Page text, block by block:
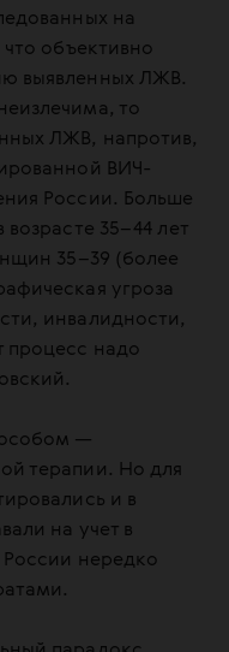
на
объективно
выявленных ЛЖВ.
то
ЛЖВ, напротив,
ВИЧ-
России. Больше
35–44 лет
35–39 (более
угроза
инвалидности,
процесс надо
—
терапии. Но для
и в
на учет в
нередко